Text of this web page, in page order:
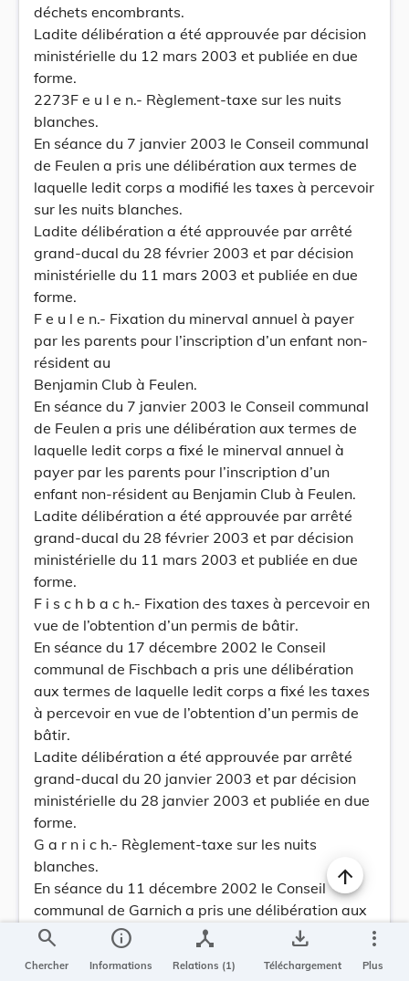
déchets encombrants.
Ladite délibération a été approuvée par décision
ministérielle du 12 mars 2003 et publiée en due
forme.
2273F e u l e n.- Règlement-taxe sur les nuits
blanches.
En séance du 7 janvier 2003 le Conseil communal
de Feulen a pris une délibération aux termes de
laquelle ledit corps a modifié les taxes à percevoir
sur les nuits blanches.
Ladite délibération a été approuvée par arrêté
grand-ducal du 28 février 2003 et par décision
ministérielle du 11 mars 2003 et publiée en due
forme.
F e u l e n.- Fixation du minerval annuel à payer
par les parents pour l’inscription d’un enfant non-
résident au
Benjamin Club à Feulen.
En séance du 7 janvier 2003 le Conseil communal
de Feulen a pris une délibération aux termes de
laquelle ledit corps a fixé le minerval annuel à
payer par les parents pour l’inscription d’un
enfant non-résident au Benjamin Club à Feulen.
Ladite délibération a été approuvée par arrêté
grand-ducal du 28 février 2003 et par décision
ministérielle du 11 mars 2003 et publiée en due
forme.
F i s c h b a c h.- Fixation des taxes à percevoir en
vue de l’obtention d’un permis de bâtir.
En séance du 17 décembre 2002 le Conseil
communal de Fischbach a pris une délibération
aux termes de laquelle ledit corps a fixé les taxes
à percevoir en vue de l’obtention d’un permis de
bâtir.
Ladite délibération a été approuvée par arrêté
grand-ducal du 20 janvier 2003 et par décision
ministérielle du 28 janvier 2003 et publiée en due
forme.
G a r n i c h.- Règlement-taxe sur les nuits
blanches.
En séance du 11 décembre 2002 le Conseil
communal de Garnich a pris une délibération aux
termes de laquelle ledit corps a modifié l’article 7
du règlement-taxe sur les nuits blanches.
Ladite délibération a été approuvée par arrêté
search
Chercher
info
Informations
device_hub
Relations (1)
save_alt
Téléchargement
more_vert
Plus